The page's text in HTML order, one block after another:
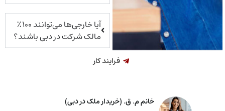
آیا خارجی‌ها می‌توانند ۱۰۰٪
مالک شرکت در دبی باشند؟
خانم م. ق. (خریدار ملک در دبی)